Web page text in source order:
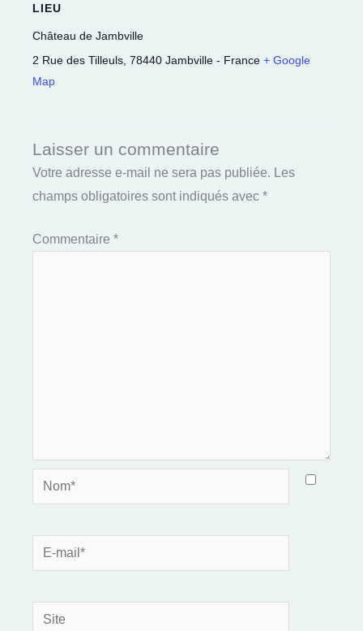
LIEU
Château de Jambville
2 Rue des Tilleuls 78440 Jambville - France + Google
Map
Laisser un commentaire
Votre adresse e-mail ne sera pas publiée. Les
champs obligatoires sont indiqués avec *
Commentaire *
Nom*
E-
mail*
Site